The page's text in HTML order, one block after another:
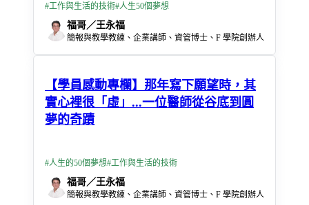
#工作與生活的技術#人生50個夢想
福哥／王永福
簡報與教學教練、企業講師、資管博士、F 學院創辦人
【學員感動專欄】那年寫下願望時，其
實心裡很「虛」...一位醫師從谷底到圓
夢的奇蹟
#人生的50個夢想#工作與生活的技術
福哥／王永福
簡報與教學教練、企業講師、資管博士、F 學院創辦人